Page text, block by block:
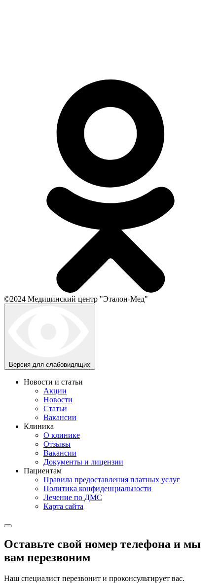
©2024 Медицинский центр "Эталон-Мед"
Версия для слабовидящих
Новости и статьи
Акции
Новости
Статьи
Вакансии
Клиника
О клинике
Отзывы
Вакансии
Документы и лицензии
Пациентам
Правила предоставления платных услуг
Политика конфиденциальности
Лечение по ДМС
Карта сайта
Оставьте свой номер телефона и мы
вам перезвоним
Наш специалист перезвонит и проконсультирует вас.